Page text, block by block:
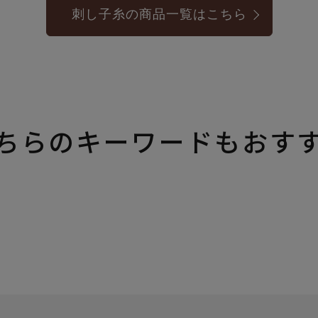
刺し子糸の商品一覧はこちら
らのキーワードもおす